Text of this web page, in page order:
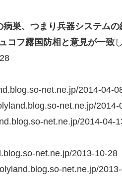
病巣、つまり兵器システム
コフ露国防相と意見が一致
net.ne.jp/2014-04-
net.ne.jp/2014-
net.ne.jp/2014-04-
net.ne.jp/2013-10-28
net.ne.jp/